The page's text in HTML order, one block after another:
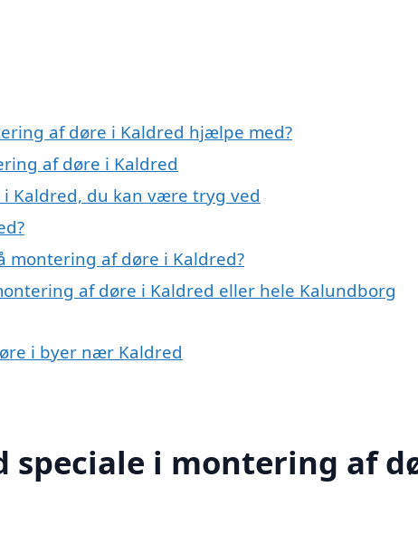
af døre i Kaldred hjælpe med?
af døre i Kaldred
Kaldred, du kan være tryg ved
montering af døre i Kaldred?
af døre i Kaldred eller hele Kalundborg
i byer nær Kaldred
speciale i montering af